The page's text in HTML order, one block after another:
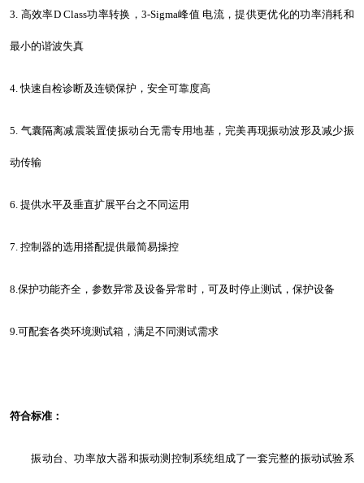
3. 高效率D Class功率转换，3-Sigma峰值 电流，提供更优化的功率消耗和
最小的谐波失真
4. 快速自检诊断及连锁保护，安全可靠度高
5. 气囊隔离减震装置使振动台无需专用地基，完美再现振动波形及减少振
动传输
6. 提供水平及垂直扩展平台之不同运用
7. 控制器的选用搭配提供最简易操控
8.保护功能齐全，参数异常及设备异常时，可及时停止测试，保护设备
9.可配套各类环境测试箱，满足不同测试需求
符合标准：
振动台、功率放大器和振动测控制系统组成了一套完整的振动试验系